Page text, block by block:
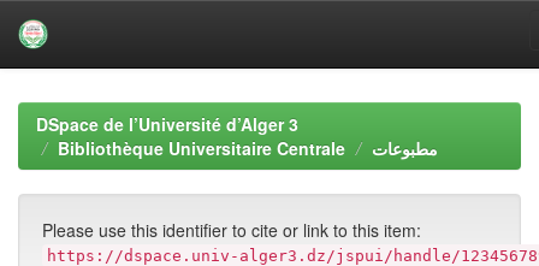
navigationDSpace de l’Université d’Alger 3
Bibliothèque Universitaire Centrale
مطبوعات
Please use this identifier to cite or link to this item:
https://dspace.univ-alger3.dz/jspui/handle/